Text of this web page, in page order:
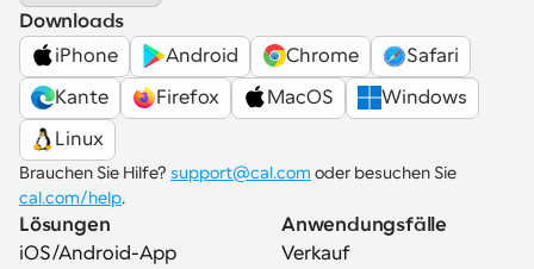
Downloads
iPhone
Android Chrome
Safari
Kante
Firefox MacOS
Windows
Linux
Brauchen Sie Hilfe? support@cal.com
cal.com/help.
Lösungen
iOS/Android-App
Anwendungsfälle
Verkauf